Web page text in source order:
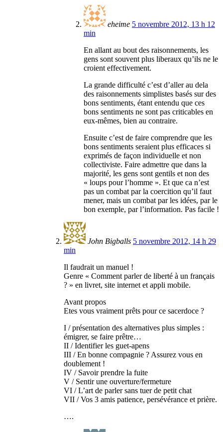
eheime 5 novembre 2012, 13 h 12
min
En allant au bout des raisonnements, les
gens sont souvent plus liberaux qu’ils ne le
croient effectivement.
La grande difficulté c’est d’aller au dela
des raisonnements simplistes basés sur des
bons sentiments, étant entendu que ces
bons sentiments ne sont pas criticables en
eux-mêmes, bien au contraire.
Ensuite c’est de faire comprendre que les
bons sentiments seraient plus efficaces si
exprimés de façon individuelle et non
collectiviste. Faire admettre que dans la
majorité, les gens sont gentils et non des
« loups pour l’homme ». Et que ca n’est
pas un combat par la coercition qu’il faut
mener, mais un combat par les idées, par le
bon exemple, par l’information. Pas facile !
John Bigballs 5 novembre 2012, 14 h 29
min
Il faudrait un manuel !
Genre « Comment parler de liberté à un français
? » en livret, site internet et appli mobile.
Avant propos
Etes vous vraiment prêts pour ce sacerdoce ?
I / présentation des alternatives plus simples :
émigrer, se faire prêtre…
II / Identifier les guet-apens
III / En bonne compagnie ? Assurez vous en
doublement !
IV / Savoir prendre la fuite
V / Sentir une ouverture/fermeture
VI / L’art de parler sans tuer de petit chat
VII / Vos 3 amis patience, persévérance et prière.
….